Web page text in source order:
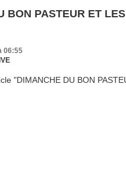
BON PASTEUR ET LES
06:55